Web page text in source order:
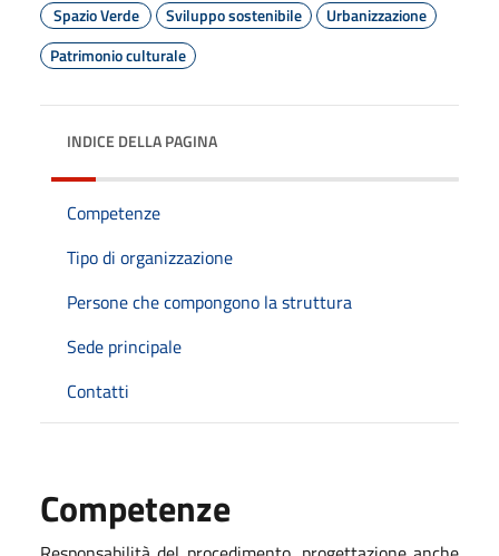
Spazio Verde
Sviluppo sostenibile
Urbanizzazione
Patrimonio culturale
INDICE DELLA PAGINA
Competenze
Tipo di organizzazione
Persone che compongono la struttura
Sede principale
Contatti
Competenze